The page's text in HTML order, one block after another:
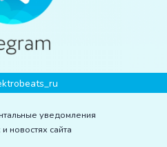
уведомления
новостях сайта